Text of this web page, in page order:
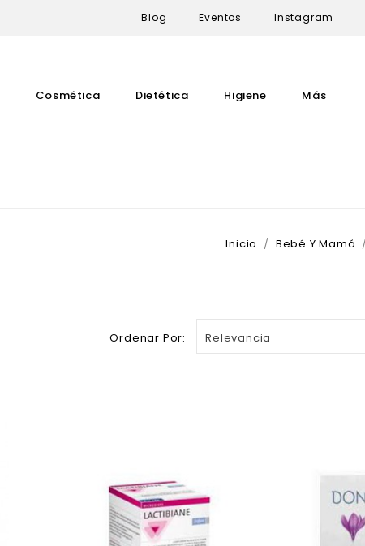
Blog Eventos Instagram
Cosmética Dietética Higiene Más
Inicio Bebé Y Mamá
Ordenar Por: Relevancia